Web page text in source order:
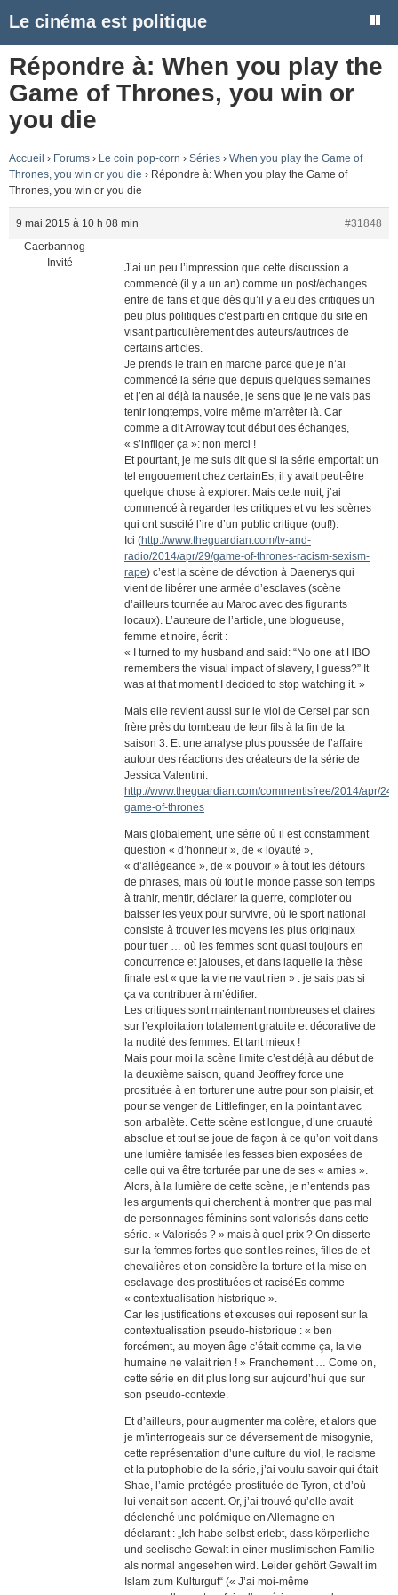
Le cinéma est politique
Répondre à: When you play the
Game of Thrones, you win or
you die
Accueil › Forums › Le coin pop-corn › Séries › When you play the Game of
Thrones, you win or you die › Répondre à: When you play the Game of
Thrones, you win or you die
9 mai 2015 à 10 h 08 min
#31848
Caerbannog
Invité
J’ai un peu l’impression que cette discussion a
commencé (il y a un an) comme un post/échanges
entre de fans et que dès qu’il y a eu des critiques un
peu plus politiques c’est parti en critique du site en
visant particulièrement des auteurs/autrices de
certains articles.
Je prends le train en marche parce que je n’ai
commencé la série que depuis quelques semaines
et j’en ai déjà la nausée, je sens que je ne vais pas
tenir longtemps, voire même m’arrêter là. Car
comme a dit Arroway tout début des échanges,
« s’infliger ça »: non merci !
Et pourtant, je me suis dit que si la série emportait un
tel engouement chez certainEs, il y avait peut-être
quelque chose à explorer. Mais cette nuit, j’ai
commencé à regarder les critiques et vu les scènes
qui ont suscité l’ire d’un public critique (ouf!).
Ici (http://www.theguardian.com/tv-and-
radio/2014/apr/29/game-of-thrones-racism-sexism-
rape) c’est la scène de dévotion à Daenerys qui
vient de libérer une armée d’esclaves (scène
d’ailleurs tournée au Maroc avec des figurants
locaux). L’auteure de l’article, une blogueuse,
femme et noire, écrit :
« I turned to my husband and said: “No one at HBO
remembers the visual impact of slavery, I guess?” It
was at that moment I decided to stop watching it. »
Mais elle revient aussi sur le viol de Cersei par son
frère près du tombeau de leur fils à la fin de la
saison 3. Et une analyse plus poussée de l’affaire
autour des réactions des créateurs de la série de
Jessica Valentini.
http://www.theguardian.com/commentisfree/2014/apr/
game-of-thrones
Mais globalement, une série où il est constamment
question « d’honneur », de « loyauté »,
« d’allégeance », de « pouvoir » à tout les détours
de phrases, mais où tout le monde passe son temps
à trahir, mentir, déclarer la guerre, comploter ou
baisser les yeux pour survivre, où le sport national
consiste à trouver les moyens les plus originaux
pour tuer … où les femmes sont quasi toujours en
concurrence et jalouses, et dans laquelle la thèse
finale est « que la vie ne vaut rien » : je sais pas si
ça va contribuer à m’édifier.
Les critiques sont maintenant nombreuses et claires
sur l’exploitation totalement gratuite et décorative de
la nudité des femmes. Et tant mieux !
Mais pour moi la scène limite c’est déjà au début de
la deuxième saison, quand Jeoffrey force une
prostituée à en torturer une autre pour son plaisir, et
pour se venger de Littlefinger, en la pointant avec
son arbalète. Cette scène est longue, d’une cruauté
absolue et tout se joue de façon à ce qu’on voit dans
une lumière tamisée les fesses bien exposées de
celle qui va être torturée par une de ses « amies ».
Alors, à la lumière de cette scène, je n’entends pas
les arguments qui cherchent à montrer que pas mal
de personnages féminins sont valorisés dans cette
série. « Valorisés ? » mais à quel prix ? On disserte
sur la femmes fortes que sont les reines, filles de et
chevalières et on considère la torture et la mise en
esclavage des prostituées et raciséEs comme
« contextualisation historique ».
Car les justifications et excuses qui reposent sur la
contextualisation pseudo-historique : « ben
forcément, au moyen âge c’était comme ça, la vie
humaine ne valait rien ! » Franchement … Come on,
cette série en dit plus long sur aujourd’hui que sur
son pseudo-contexte.
Et d’ailleurs, pour augmenter ma colère, et alors que
je m’interrogeais sur ce déversement de misogynie,
cette représentation d’une culture du viol, le racisme
et la putophobie de la série, j’ai voulu savoir qui était
Shae, l’amie-protégée-prostituée de Tyron, et d’où
lui venait son accent. Or, j’ai trouvé qu’elle avait
déclenché une polémique en Allemagne en
déclarant : „Ich habe selbst erlebt, dass körperliche
und seelische Gewalt in einer muslimischen Familie
als normal angesehen wird. Leider gehört Gewalt im
Islam zum Kulturgut“ (« J’ai moi-même